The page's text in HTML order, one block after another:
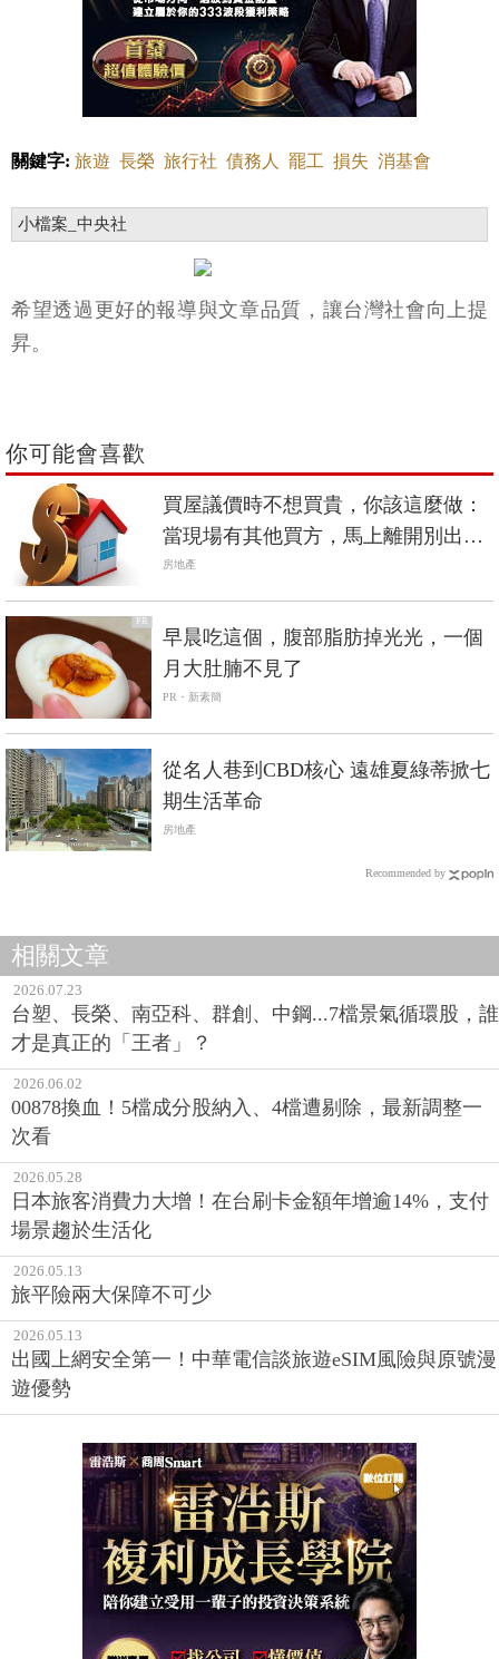
關鍵字: 旅遊 長榮 旅行社 債務人 罷工 損失 消基會
小檔案_中央社
希望透過更好的報導與文章品質，讓台灣社會向上提
昇。
你可能會喜歡
買屋議價時不想買貴，你該這麼做：
當現場有其他買方，馬上離開別出
價！
房地產
PR
早晨吃這個，腹部脂肪掉光光，一個
月大肚腩不見了
PR・新素簡
從名人巷到CBD核心 遠雄夏綠蒂掀七
期生活革命
房地產
Recommended by
相關文章
2026.07.23
台塑、長榮、南亞科、群創、中鋼...7檔景氣循環股，誰
才是真正的「王者」？
2026.06.02
00878換血！5檔成分股納入、4檔遭剔除，最新調整一
次看
2026.05.28
日本旅客消費力大增！在台刷卡金額年增逾14%，支付
場景趨於生活化
2026.05.13
旅平險兩大保障不可少
2026.05.13
出國上網安全第一！中華電信談旅遊eSIM風險與原號漫
遊優勢